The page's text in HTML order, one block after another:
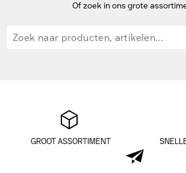
Of zoek in ons grote
GROOT ASSORTIMENT